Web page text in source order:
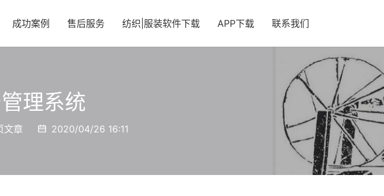
成功案例 售后服务 纺织|服装软件下载 APP下载 联系我们
理系统
文章 2020/04/26 16:11